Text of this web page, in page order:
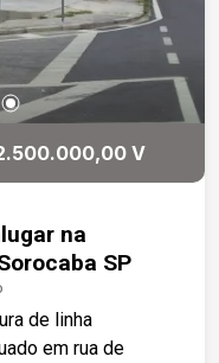
V
na
SP
de linha
em rua de